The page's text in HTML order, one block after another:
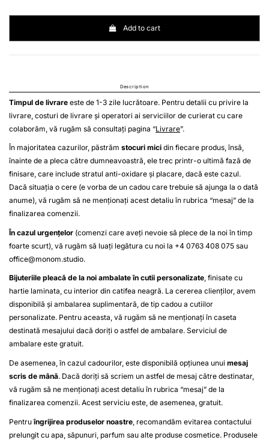
Add to cart
Description
Timpul de livrare este de 1-3 zile lucrătoare. Pentru detalii cu privire la
livrare, costuri de livrare și operatori ai serviciilor de curierat cu care
colaborăm, vă rugăm să consultați pagina “Livrare”.
În majoritatea cazurilor, păstrăm stocuri mici din fiecare produs, însă,
înainte de a pleca către dumneavoastră, ele trec printr-o ultimă fază de
finisare, care include stratul anti-oxidare și placare, dacă este cazul.
Dacă situația o cere (e vorba de un cadou care trebuie să ajunga la o dată
anume), vă rugăm să ne menționați acest detaliu în rubrica “mesaj” de la
finalizarea comenzii.
În cazul urgențelor (comenzi care aveți nevoie să plece de la noi în timp
foarte scurt), vă rugăm să luați legătura cu noi la +4 0763 408 075 sau
office@monom.studio.
Bijuteriile pleacă de la noi ambalate în cutii personalizate, finisate cu
hartie laminata, cu interior din catifea neagră. La cererea clienților, avem
disponibilă și ambalarea suplimentară, de tip cadou a cutiilor
personalizate. Pentru aceasta, vă rugăm să ne menționați în caseta
destinată mesajului dacă doriți o astfel de ambalare. Serviciul de
ambalare este gratuit.
De asemenea, în cazul cadourilor, este disponibilă opțiunea unui mesaj
scris de mână. Dacă doriți să scriem un astfel de mesaj către destinatar,
vă rugăm să ne menționați acest detaliu în rubrica “mesaj” de la
finalizarea comenzii. Acest serviciu este, de asemenea, gratuit.
Pentruîngrijirea produselor noastre , recomandăm evitarea contactului
prelungit cu apa, săpunuri, parfum sau alte produse cosmetice. Produsele